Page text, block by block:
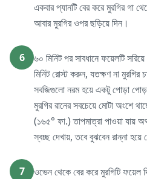
একবার প্যানটি বের করে মুরগির গা
আবার মুরগির ওপর ছড়িয়ে দিন।
6
৬০ মিনিট পর সাবধানে ফয়েলটি
মিনিট রোস্ট করুন, যতক্ষণ না মুরগির
সবজিগুলো নরম হয়ে একটু পোড়া
মুরগির রানের সবচেয়ে মোটা অংশে
(১৬৫° ফা.) তাপমাত্রা পাওয়া যায়
স্বচ্ছ দেখায়, তবে বুঝবেন রান্না হয়ে
7
ওভেন থেকে বের করে মুরগিটি ফয়েল